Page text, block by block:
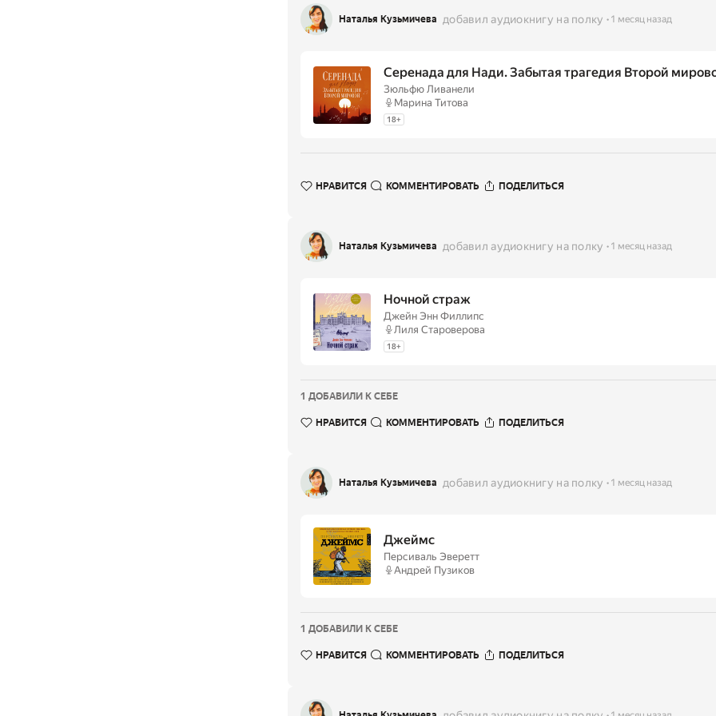
Наталья Кузьмичева добавил аудиокнигу на полку 1 месяц назад
Серенада для Нади. Забытая трагедия Второй
Зюльфю Ливанели
Марина Титова
18+
НРАВИТСЯ КОММЕНТИРОВАТЬ ПОДЕЛИТЬСЯ
Наталья Кузьмичева добавил аудиокнигу на полку 1 месяц назад
Ночной страж
Джейн Энн Филлипс
Лиля Староверова
18+
1 ДОБАВИЛИ К СЕБЕ
НРАВИТСЯ КОММЕНТИРОВАТЬ ПОДЕЛИТЬСЯ
Наталья Кузьмичева добавил аудиокнигу на полку 1 месяц назад
Джеймс
Персиваль Эверетт
Андрей Пузиков
1 ДОБАВИЛИ К СЕБЕ
НРАВИТСЯ КОММЕНТИРОВАТЬ ПОДЕЛИТЬСЯ